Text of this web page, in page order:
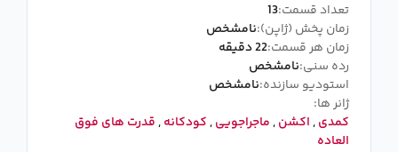
تعداد قسمت:13
زمان پخش (ژاپن):نامشخص
زمان هر قسمت:22 دقیقه
رده سنی:نامشخص
استودیو سازنده:نامشخص
ژانر ها:
کمدی,اکشن,ماجراجویی,کودکانه,قدرت های فوق
العاده